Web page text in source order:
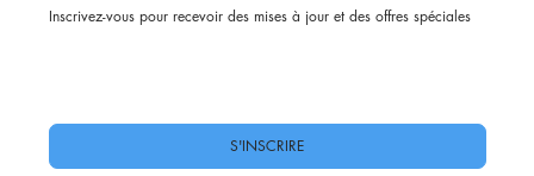
Inscrivez-vous pour recevoir des mises à jour et des offres spéciales
S'INSCRIRE